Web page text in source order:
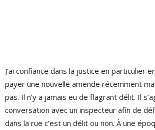
J’ai confiance dans la justice en particulier
payer une nouvelle amende récemment
pas. Il n’y a jamais eu de flagrant délit. Il
conversation avec un inspecteur afin de
dans la rue c’est un délit ou non. À une